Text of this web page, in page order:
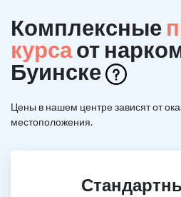
Комплексные
курсаот
Буинске
Цены в нашем центре зависят от
местоположения.